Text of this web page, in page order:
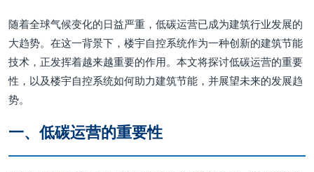
随着全球气候变化的日益严重，低碳运营已成为建筑行业发展的
大趋势。在这一背景下，楼宇自控系统作为一种创新的建筑节能
技术，正发挥着越来越重要的作用。本文将探讨低碳运营的重要
性，以及楼宇自控系统如何助力建筑节能，并展望未来的发展趋
势。
一、低碳运营的重要性